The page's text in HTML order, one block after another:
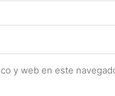
y web en este